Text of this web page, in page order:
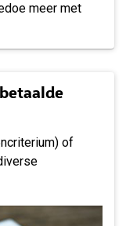
meer met
of